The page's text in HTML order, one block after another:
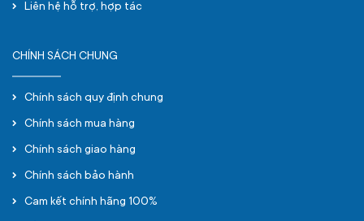
Liên hệ hỗ trợ, hợp tác
CHÍNH SÁCH CHUNG
Chính sách quy định chung
Chính sách mua hàng
Chính sách giao hàng
Chính sách bảo hành
Cam kết chính hãng 100%